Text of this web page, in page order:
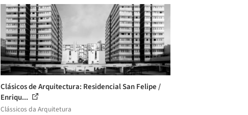
Clásicos de Arquitectura: Residencial San Felipe /
Enriqu...
Clássicos da Arquitetura